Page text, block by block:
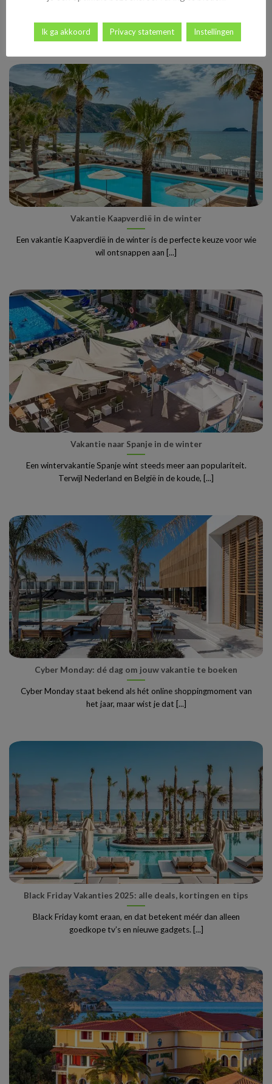
Nederlanders en Belgen de ideale manier [...]
Vakantie Kaapverdië in de winter
Een vakantie Kaapverdië in de winter is de perfecte keuze voor wie
wil ontsnappen aan [...]
Vakantie naar Spanje in de winter
Een wintervakantie Spanje wint steeds meer aan populariteit.
Terwijl Nederland en België in de koude, [...]
Cyber Monday: dé dag om jouw vakantie te boeken
Cyber Monday staat bekend als hét online shoppingmoment van
het jaar, maar wist je dat [...]
Black Friday Vakanties 2025: alle deals, kortingen en tips
Black Friday komt eraan, en dat betekent méér dan alleen
goedkope tv’s en nieuwe gadgets. [...]
Ik ga akkoord Privacy statement Instellingen